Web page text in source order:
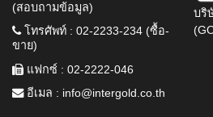
(สอบถามข้อมูล)
โทรศัพท์ : 02-2233-234 (ซื้อ-
ขาย)
แฟกซ์ : 02-2222-046
อีเมล : info@intergold.co.th
บริ